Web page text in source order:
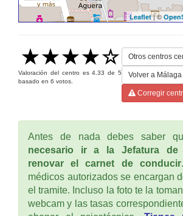
Leaflet| ©
Valoración del centro es4.33 de5
basado en 6 votos.
Otros centros
Volver a Málaga
Corregir
Antes de nada debes saber
necesario ir a la Jefatura de
renovar el carnet de conducir
médicos autorizados se encargan
el tramite. Incluso la foto te la
webcam y las tasas